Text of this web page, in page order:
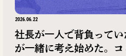
2026.06.22
社長が一人で背負って
が一緒に考え始めた。